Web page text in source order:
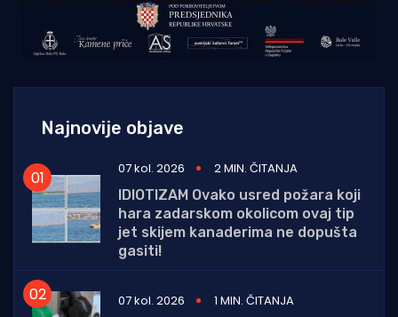
Najnovije objave
07 kol. 2026
2 MIN. ČITANJA
IDIOTIZAM Ovako usred požara koji
hara zadarskom okolicom ovaj tip
jet skijem kanaderima ne dopušta
gasiti!
07 kol. 2026
1 MIN. ČITANJA